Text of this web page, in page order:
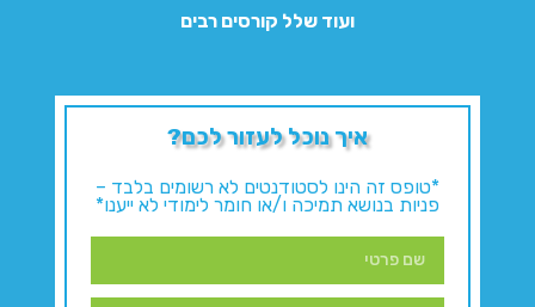
ועוד שלל קורסים רבים
איך נוכל לעזור לכם?
*טופס זה הינו לסטודנטים לא רשומים בלבד –
פניות בנושא תמיכה ו/או חומר לימודי לא ייענו*